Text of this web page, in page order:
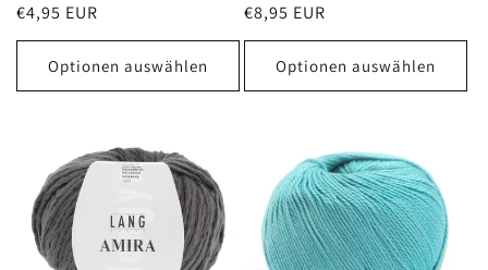
Normaler
Preis
€4,95 EUR
Optionen auswählen
Normaler
Preis
€8,95 EUR
Optionen auswählen